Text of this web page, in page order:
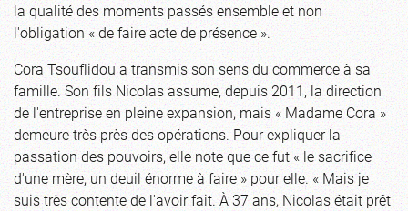
la qualité des moments passés ensemble et non
l'obligation « de faire acte de présence ».
Cora Tsouflidou a transmis son sens du commerce à sa
famille. Son fils Nicolas assume, depuis 2011, la direction
de l'entreprise en pleine expansion, mais « Madame Cora »
demeure très près des opérations. Pour expliquer la
passation des pouvoirs, elle note que ce fut « le sacrifice
d'une mère, un deuil énorme à faire » pour elle. « Mais je
suis très contente de l'avoir fait. À 37 ans, Nicolas était prêt